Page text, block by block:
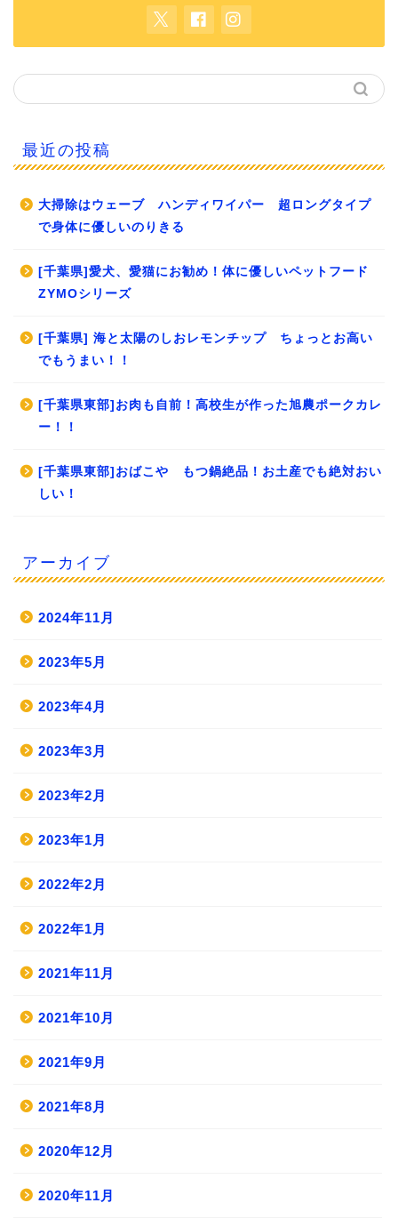
最近の投稿
大掃除はウェーブ ハンディワイパー 超ロングタイプ
で身体に優しいのりきる
[千葉県]愛犬、愛猫にお勧め！体に優しいペットフード
ZYMOシリーズ
[千葉県] 海と太陽のしおレモンチップ ちょっとお高い
でもうまい！！
[千葉県東部]お肉も自前！高校生が作った旭農ポークカレ
ー！！
[千葉県東部]おばこや もつ鍋絶品！お土産でも絶対おい
しい！
アーカイブ
2024年11月
2023年5月
2023年4月
2023年3月
2023年2月
2023年1月
2022年2月
2022年1月
2021年11月
2021年10月
2021年9月
2021年8月
2020年12月
2020年11月